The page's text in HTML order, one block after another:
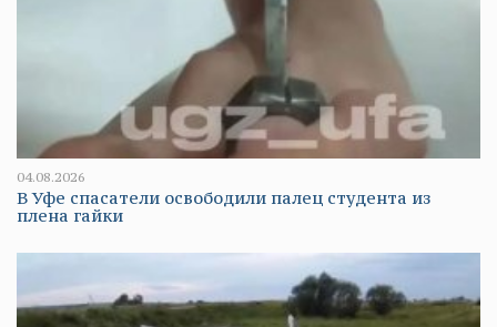
04.08.2026
В Уфе спасатели освободили палец студента из
плена гайки